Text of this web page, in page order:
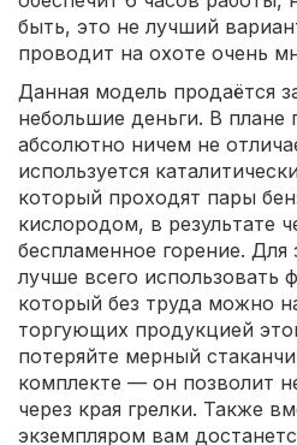
быть, это не лучший
проводит на охоте очень
Данная модель продаётся
небольшие деньги. В плане
абсолютно ничем не
используется
который проходят пары
кислородом, в результате
беспламенное горение.
лучше всего использовать
который без труда можно
торгующих продукцией
потеряйте мерный
комплекте — он позволит
через края грелки. Также
экземпляром вам